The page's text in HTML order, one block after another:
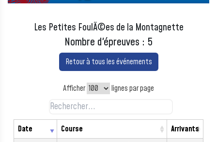
Les Petites FoulÃ©es de la Montagnette
Nombre d'épreuves : 5
Retour à tous les événements
Afficher lignes par page
Date Course
Arrivants